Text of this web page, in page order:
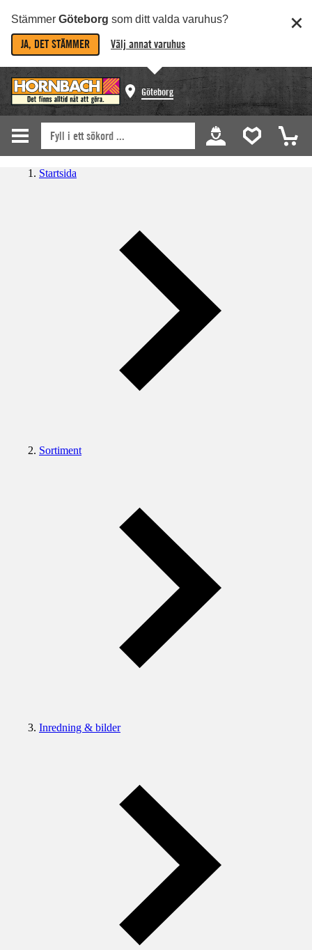
Stämmer Göteborg som ditt valda varuhus?
JA, DET STÄMMER Välj annat varuhus
Göteborg
Startsida
Sortiment
Inredning & bilder